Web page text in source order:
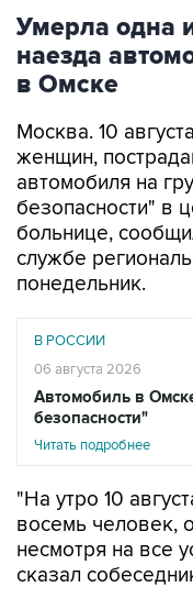
Умерла одна
наезда
в Омске
Москва. 10
женщин,
автомобиля на
безопасности" в
больнице,
службе
понедельник.
В РОССИИ
06 августа 2026
Автомобиль в
безопасности"
Читать подробнее
"На утро 10
восемь человек,
несмотря на все
сказал